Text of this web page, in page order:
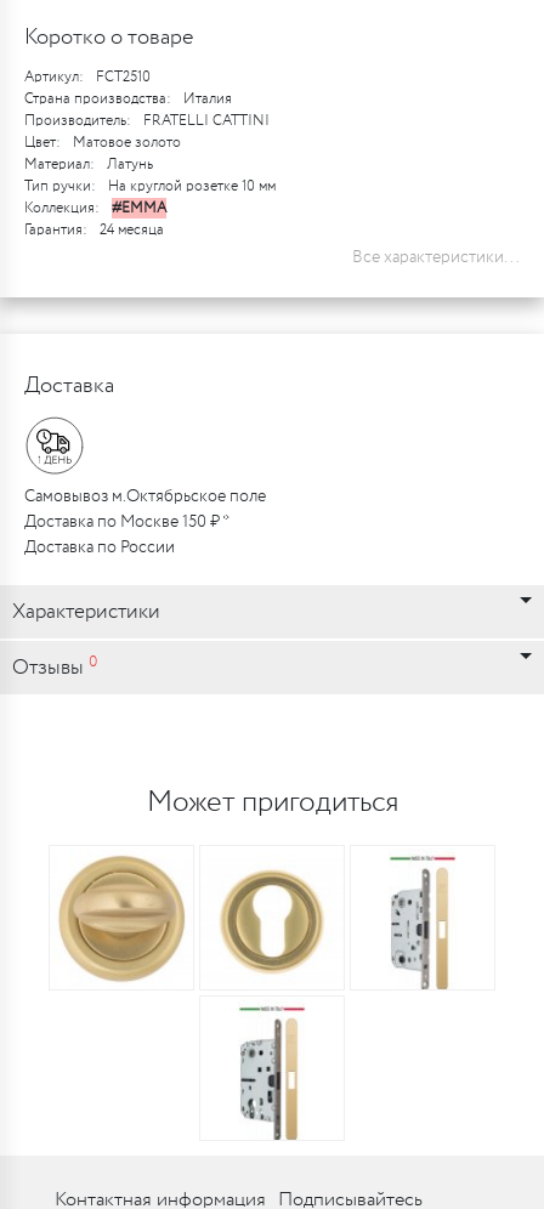
Коротко о товаре
Артикул:
FCT2510
Страна производства:
Италия
Производитель:
FRATELLI CATTINI
Цвет:
Матовое золото
Материал:
Латунь
Тип ручки:
На круглой розетке 10 мм
Коллекция:
#EMMA
Гарантия:
24 месяца
Все характеристики...
Доставка
Самовывоз м.Октябрьское поле
Доставка по Москве 150 ₽ *
Доставка по России
Характеристики
Отзывы 0
Может пригодиться
Контактная информация Подписывайтесь